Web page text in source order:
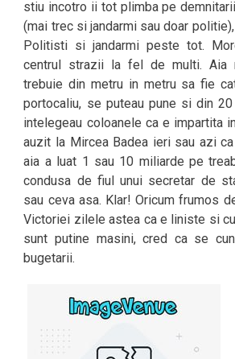
stiu incotro ii tot plimba pe
(mai trec si jandarmi sau doar politie),
Politisti si jandarmi peste tot.
centrul strazii la fel de multi. Aia
trebuie din metru in metru sa fie
portocaliu, se puteau pune si din
intelegeau coloanele ca e impartita
auzit la Mircea Badea ieri sau azi
aia a luat 1 sau 10 miliarde pe
condusa de fiul unui secretar de
sau ceva asa. Klar! Oricum frumos
Victoriei zilele astea ca e liniste si
sunt putine masini, cred ca se
bugetarii.